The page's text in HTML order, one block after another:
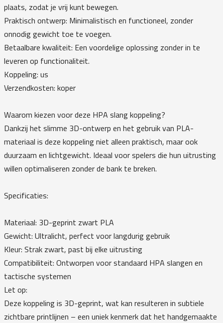
plaats, zodat je vrij kunt bewegen.
Praktisch ontwerp: Minimalistisch en functioneel, zonder
onnodig gewicht toe te voegen.
Betaalbare kwaliteit: Een voordelige oplossing zonder in te
leveren op functionaliteit.
Koppeling: us
Verzendkosten: koper
Waarom kiezen voor deze HPA slang koppeling?
Dankzij het slimme 3D-ontwerp en het gebruik van PLA-
materiaal is deze koppeling niet alleen praktisch, maar ook
duurzaam en lichtgewicht. Ideaal voor spelers die hun uitrusting
willen optimaliseren zonder de bank te breken.
Specificaties:
Materiaal: 3D-geprint zwart PLA
Gewicht: Ultralicht, perfect voor langdurig gebruik
Kleur: Strak zwart, past bij elke uitrusting
Compatibiliteit: Ontworpen voor standaard HPA slangen en
tactische systemen
Let op:
Deze koppeling is 3D-geprint, wat kan resulteren in subtiele
zichtbare printlijnen – een uniek kenmerk dat het handgemaakte